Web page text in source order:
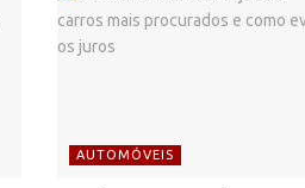
AUTOMÓVEIS